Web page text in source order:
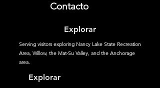
Contacto
Explorar
Serving visitors exploring Nancy Lake State Recreation
Area, Willow, the Mat-Su Valley, and the Anchorage
area.
Explorar